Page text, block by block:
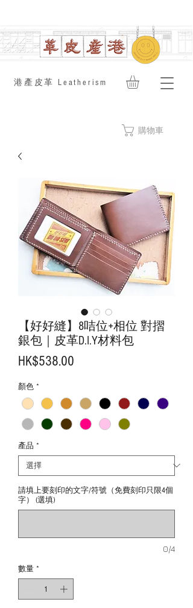
​港產皮革 Leatherism
購物車
【好好縫】8咭位+相位 對摺
銀包｜皮革D.I.Y材料包
HK$538.00
顏色 *
產品 *
請填上要刻印的文字/符號（免費刻印只限4個
字） (選填)
0/4
數量 *